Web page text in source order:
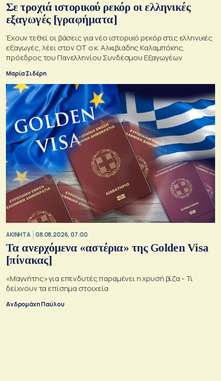
Σε τροχιά ιστορικού ρεκόρ οι ελληνικές
εξαγωγές [γραφήματα]
Έχουν τεθεί οι βάσεις για νέο ιστορικό ρεκόρ στις ελληνικές
εξαγωγές, λέει στον ΟΤ ο κ. Αλκιβιάδης Καλαμπόκης,
πρόεδρος του Πανελληνίου Συνδέσμου Εξαγωγέων
Μαρία Σιδέρη
ΑΚΙΝΗΤΑ 08.08.2026, 07:00
Τα ανερχόμενα «αστέρια» της Golden Visa
[πίνακας]
«Μαγνήτης» για επενδυτές παραμένει η χρυσή βίζα - Τι
δείχνουν τα επίσημα στοιχεία
Ανδρομάχη Παύλου